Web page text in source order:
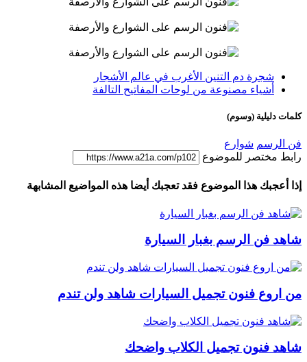
شجرة دم التنين الأغرب في عالم الأشجار
أشياء مصنوعة من لوحات المفاتيح التالفة
كلمات دليلية (وسوم)
فن الرسم شوارع
رابط مختصر للموضوع
إذا أعجبك هذا الموضوع فقد تعجبك أيضا هذه المواضيع المشابهة
شاهد فن الرسم بغبار السيارة
من اروع فنون تجميل السيارات شاهد ولن تندم
شاهد فنون تجميل الكلاب واضحك